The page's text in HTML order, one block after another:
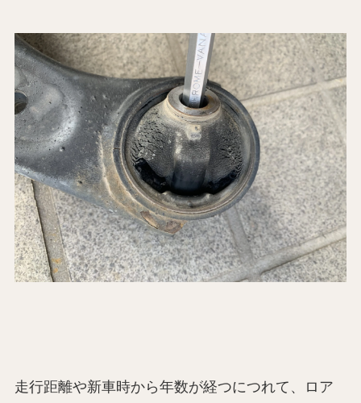
走行距離や新車時から年数が経つにつれて、ロア